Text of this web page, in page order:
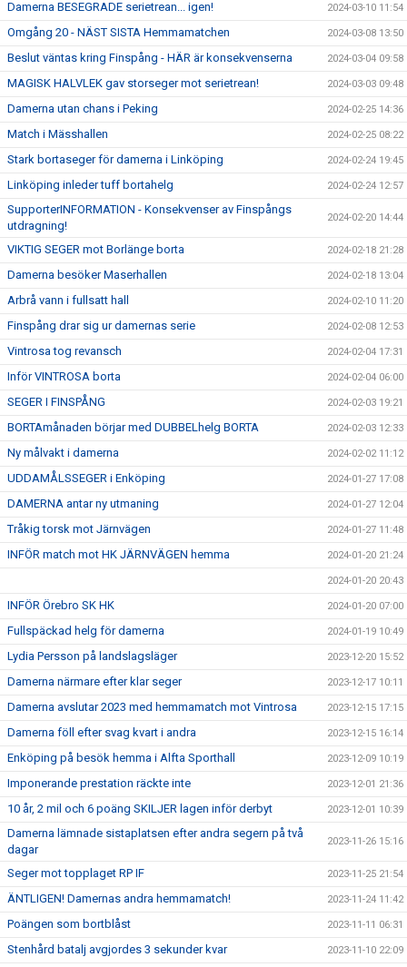
Damerna BESEGRADE serietrean... igen! 2024-03-10 11:54
Omgång 20 - NÄST SISTA Hemmamatchen 2024-03-08 13:50
Beslut väntas kring Finspång - HÄR är konsekvenserna 2024-03-04 09:58
MAGISK HALVLEK gav storseger mot serietrean! 2024-03-03 09:48
Damerna utan chans i Peking 2024-02-25 14:36
Match i Mässhallen 2024-02-25 08:22
Stark bortaseger för damerna i Linköping 2024-02-24 19:45
Linköping inleder tuff bortahelg 2024-02-24 12:57
SupporterINFORMATION - Konsekvenser av Finspångs
utdragning!
2024-02-20 14:44
VIKTIG SEGER mot Borlänge borta 2024-02-18 21:28
Damerna besöker Maserhallen 2024-02-18 13:04
Arbrå vann i fullsatt hall 2024-02-10 11:20
Finspång drar sig ur damernas serie 2024-02-08 12:53
Vintrosa tog revansch 2024-02-04 17:31
Inför VINTROSA borta 2024-02-04 06:00
SEGER I FINSPÅNG 2024-02-03 19:21
BORTAmånaden börjar med DUBBELhelg BORTA 2024-02-03 12:33
Ny målvakt i damerna 2024-02-02 11:12
UDDAMÅLSSEGER i Enköping 2024-01-27 17:08
DAMERNA antar ny utmaning 2024-01-27 12:04
Tråkig torsk mot Järnvägen 2024-01-27 11:48
INFÖR match mot HK JÄRNVÄGEN hemma 2024-01-20 21:24
2024-01-20 20:43
INFÖR Örebro SK HK 2024-01-20 07:00
Fullspäckad helg för damerna 2024-01-19 10:49
Lydia Persson på landslagsläger 2023-12-20 15:52
Damerna närmare efter klar seger 2023-12-17 10:11
Damerna avslutar 2023 med hemmamatch mot Vintrosa 2023-12-15 17:15
Damerna föll efter svag kvart i andra 2023-12-15 16:14
Enköping på besök hemma i Alfta Sporthall 2023-12-09 10:19
Imponerande prestation räckte inte 2023-12-01 21:36
10 år, 2 mil och 6 poäng SKILJER lagen inför derbyt 2023-12-01 10:39
Damerna lämnade sistaplatsen efter andra segern på två
dagar
2023-11-26 15:16
Seger mot topplaget RP IF 2023-11-25 21:54
ÄNTLIGEN! Damernas andra hemmamatch! 2023-11-24 11:42
Poängen som bortblåst 2023-11-11 06:31
Stenhård batalj avgjordes 3 sekunder kvar 2023-11-10 22:09